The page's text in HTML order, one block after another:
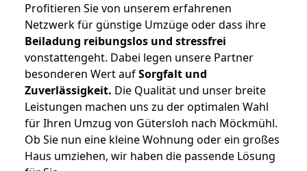
Profitieren Sie von unserem erfahrenen
Netzwerk für günstige Umzüge oder dass ihre
Beiladung reibungslos und stressfrei
vonstattengeht. Dabei legen unsere Partner
besonderen Wert aufSorgfalt und
Zuverlässigkeit. Die Qualität und unser breite
Leistungen machen uns zu der optimalen Wahl
für Ihren Umzug von Gütersloh nach Möckmühl.
Ob Sie nun eine kleine Wohnung oder ein großes
Haus umziehen, wir haben die passende Lösung